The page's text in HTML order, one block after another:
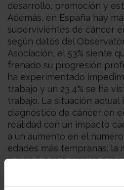
desarrollo, promoción y
Además, en España hay
supervivientes de cáncer
según datos del
Asociación, el 53% siente
frenado su progresión
ha experimentado
trabajo y un 23,4% se ha
trabajo. La situación actual
diagnóstico de cáncer en
realidad con un impacto
a un aumento en el
edades más tempranas; la
supervivencia gracias a los
investigación y
la vida laboral debido al